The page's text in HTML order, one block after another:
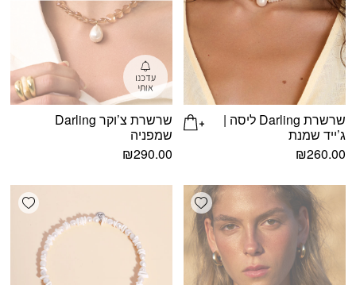
שרשרת Darling ליסה |
ג’ייד שמנת
₪260.00
שרשרת צ’וקר Darling
שמפניה
₪290.00
Add wishlist